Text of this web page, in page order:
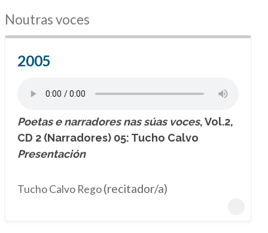
Noutras voces
2005
Poetas e narradores nas súas voces, Vol.2,
CD 2 (Narradores) 05: Tucho Calvo
Presentación
Tucho Calvo Rego(recitador/a)